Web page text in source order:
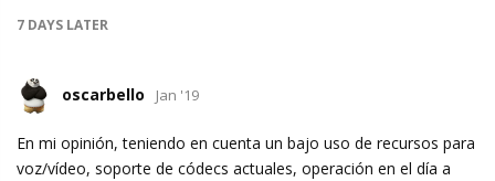
7 DAYS LATER
oscarbello Jan '19
En mi opinión, teniendo en cuenta un bajo uso de recursos para
voz/vídeo, soporte de códecs actuales, operación en el día a